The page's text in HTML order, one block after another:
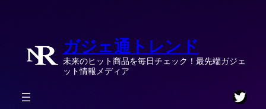
ガジェ通トレンド
未来のヒット商品を毎日チェック！最先端ガジェ
ット情報メディア